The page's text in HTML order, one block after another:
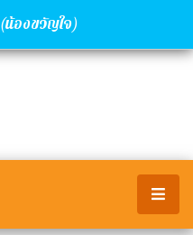
(น้องขวัญใจ)